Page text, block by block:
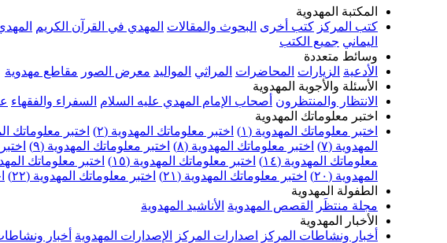
المكتبة المهدوية
كتب المركز كتب أخرى البحوث والمقالات المهدي في القرآن الكريم
اليماني جميع الكتب
وسائط متعددة
الأدعية الزيارات المحاضرات المراثي المواليد معرض الصور مقاطع مهدوية
الأسئلة والأجوبة المهدوية
الانتظار والمنتظرون أصحاب الإمام المهدي عليه السلام السفراء والفقهاء
اختبر معلوماتك المهدوية
اختبر معلوماتك المهدوية (١)
اختبر معلوماتك المهدوية (٢) اختبر معلوماتك
المهدوية (٧)
اختبر معلوماتك المهدوية (٨) اختبر معلوماتك المهدوية (٩)
معلوماتك المهدوية (١٤)
اختبر معلوماتك المهدوية (١٥) اختبر معلوماتك
المهدوية (٢٠)
اختبر معلوماتك المهدوية (٢١) اختبر معلوماتك المهدوية (٢٢)
الطفولة المهدوية
مجلة منتظَر
القصص المهدوية الأناشيد المهدوية
الأخبار المهدوية
أخبار ونشاطات المركز
اصدارات المركز الإصدارات المهدوية أخبار